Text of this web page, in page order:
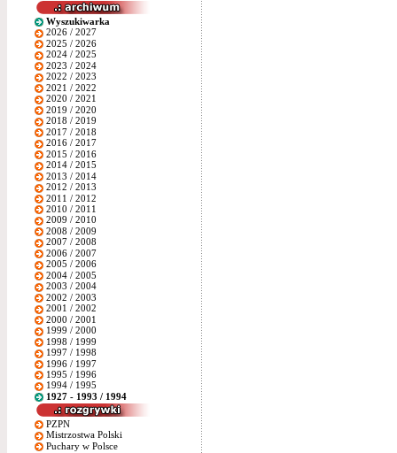
Wyszukiwarka
2026 / 2027
2025 / 2026
2024 / 2025
2023 / 2024
2022 / 2023
2021 / 2022
2020 / 2021
2019 / 2020
2018 / 2019
2017 / 2018
2016 / 2017
2015 / 2016
2014 / 2015
2013 / 2014
2012 / 2013
2011 / 2012
2010 / 2011
2009 / 2010
2008 / 2009
2007 / 2008
2006 / 2007
2005 / 2006
2004 / 2005
2003 / 2004
2002 / 2003
2001 / 2002
2000 / 2001
1999 / 2000
1998 / 1999
1997 / 1998
1996 / 1997
1995 / 1996
1994 / 1995
1927 - 1993 / 1994
PZPN
Mistrzostwa Polski
Puchary w Polsce